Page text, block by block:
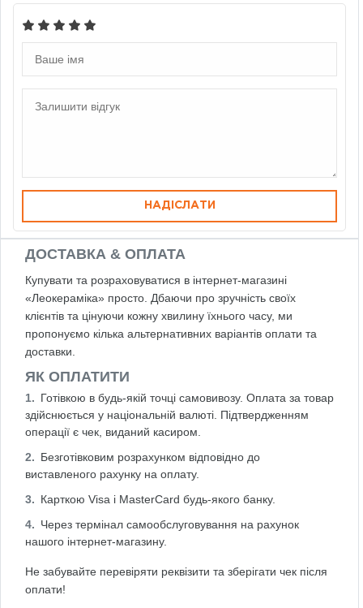
НАДІСЛАТИ
ДОСТАВКА & ОПЛАТА
Купувати та розраховуватися в інтернет-магазині
«Леокераміка» просто. Дбаючи про зручність своїх
клієнтів та цінуючи кожну хвилину їхнього часу, ми
пропонуємо кілька альтернативних варіантів оплати та
доставки.
ЯК ОПЛАТИТИ
Готівкою в будь-якій точці самовивозу. Оплата за товар
здійснюється у національній валюті. Підтвердженням
операції є чек, виданий касиром.
Безготівковим розрахунком відповідно до
виставленого рахунку на оплату.
Карткою Visa і MasterCard будь-якого банку.
Через термінал самообслуговування на рахунок
нашого інтернет-магазину.
Не забувайте перевіряти реквізити та зберігати чек після
оплати!